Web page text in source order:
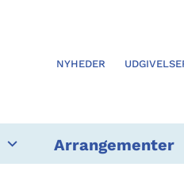
NYHEDER
Arrangementer